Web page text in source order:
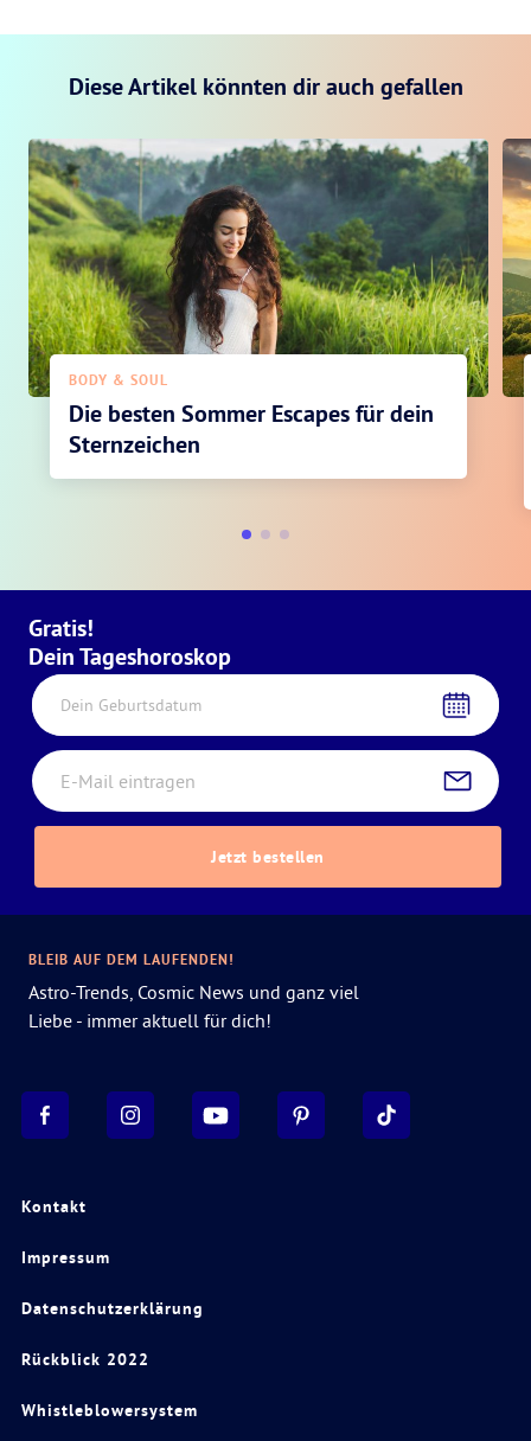
Diese Artikel könnten dir auch gefallen
BODY & SOUL
Die besten Sommer Escapes für dein
Sternzeichen
Gratis!
Dein Tageshoroskop
Dein Geburtsdatum
Jetzt bestellen
Kontakt
Impressum
Datenschutzerklärung
Rückblick 2022
Whistleblowersystem
BLEIB AUF DEM LAUFENDEN!
Astro-Trends, Cosmic News und ganz viel
Liebe - immer aktuell für dich!